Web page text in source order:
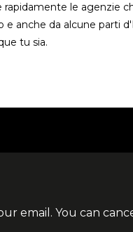
le agenzie
anche da alcune parti
tu sia.
email. You can